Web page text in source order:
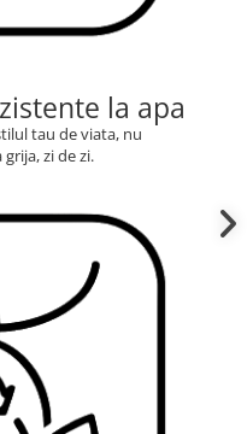
la apa
tau de viata, nu
zi de zi.